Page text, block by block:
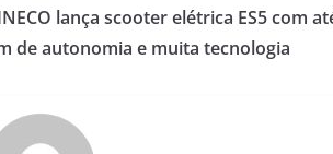
lança scooter elétrica ES5 com
de autonomia e muita tecnologia